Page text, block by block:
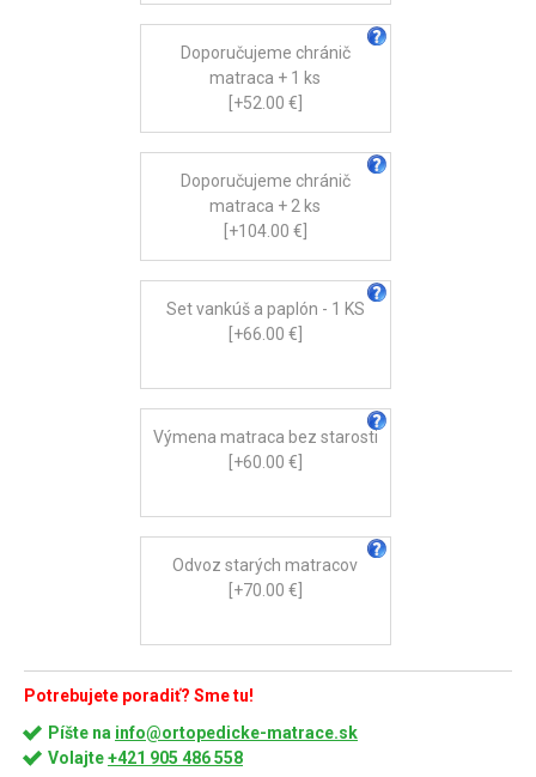
Doporučujeme chránič
matraca + 1 ks
[+52.00 €]
Doporučujeme chránič
matraca + 2 ks
[+104.00 €]
Set vankúš a paplón - 1 KS
[+66.00 €]
Výmena matraca bez starosti
[+60.00 €]
Odvoz starých matracov
[+70.00 €]
Potrebujete poradiť? Sme tu!
Píšte na info@ortopedicke-matrace.sk
Volajte+421 905 486 558